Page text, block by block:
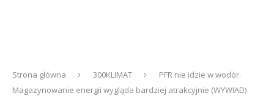
Strona główna 300KLIMAT
PFR nie idzie w wodór.
Magazynowanie energii wygląda bardziej atrakcyjnie (WYWIAD)